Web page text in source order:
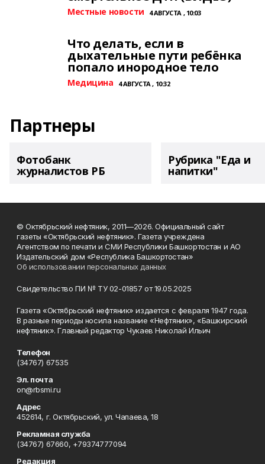
Местные новости 4 АВГУСТА , 10:03
Что делать, если в
дыхательные пути ребёнка
попало инородное тело
Медицина 4 АВГУСТА , 10:32
Партнеры
Фотобанк
журналистов РБ
Рубрика "Еда и
напитки"
© Октябрьский нефтяник, 2011—2026. Официальный сайт
газеты «Октябрьский нефтяник». Газета учреждена
Агентством по печати и СМИ Республики Башкортостан и АО
Издательский дом «Республика Башкортостан»
Об использовании персональных данных
Свидетельство ПИ № ТУ 02-01857 от 19.05.2025
Газета «Октябрьский нефтяник» издается с февраля 1947 года.
В разные периоды носила название «Нефтяник», «Башкирский
нефтяник». Главный редактор Чукаев Николай Ильич
Телефон
(34767) 67535
Эл. почта
on@rbsmi.ru
Адрес
452614, г. Октябрьский, ул. Чапаева, 18
Рекламная служба
(34767) 67660, +79374777094
Редакция